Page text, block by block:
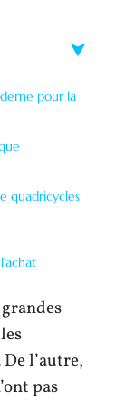
pour la
quadricycles
l’autre,
pas